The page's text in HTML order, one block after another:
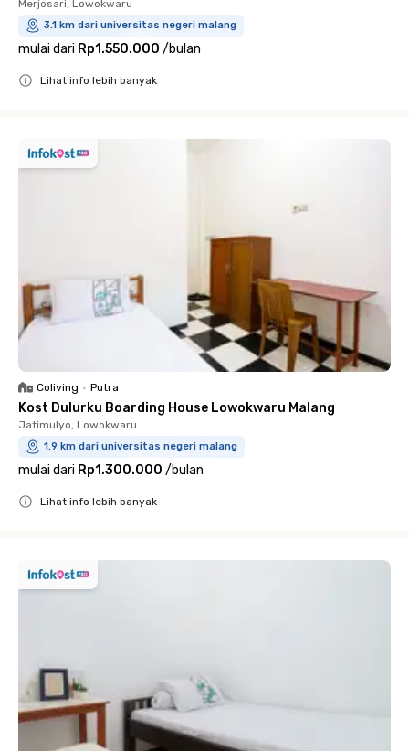
Merjosari, Lowokwaru
3.1 km dari universitas negeri malang
mulai dari Rp1.550.000 /bulan
Lihat info lebih banyak
Coliving • Putra
Kost Dulurku Boarding House Lowokwaru Malang
Jatimulyo, Lowokwaru
1.9 km dari universitas negeri malang
mulai dari Rp1.300.000 /bulan
Lihat info lebih banyak